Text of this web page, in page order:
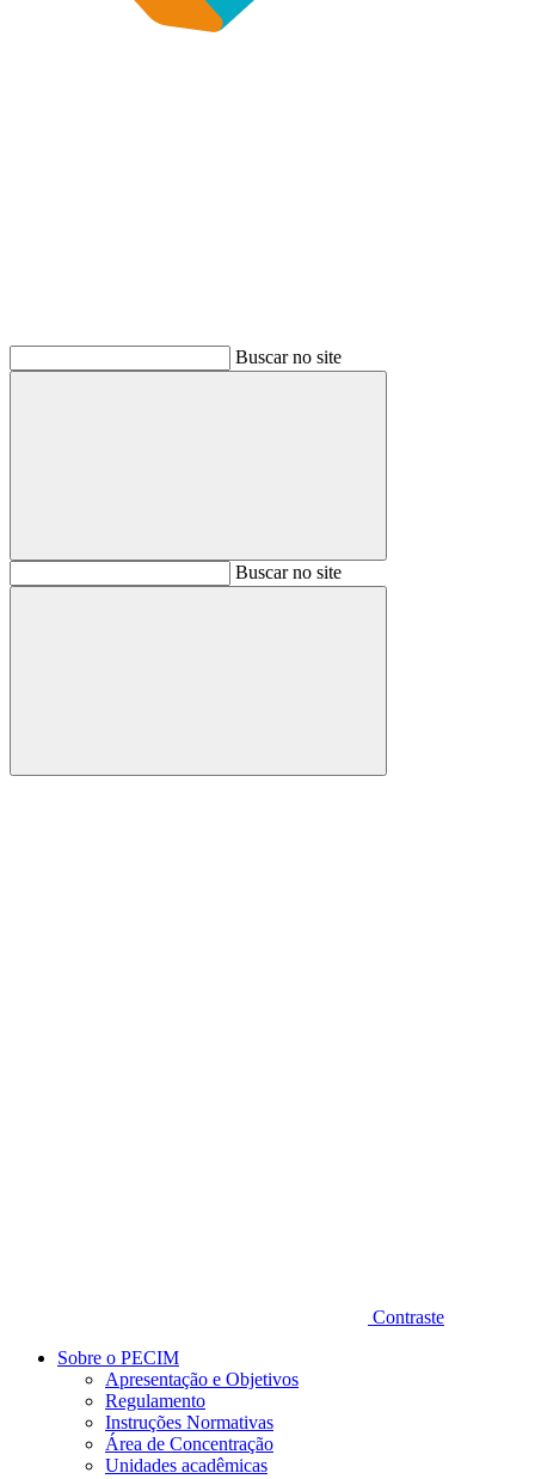
Buscar no site
BuscarBuscar no site
Buscar
Contraste
Sobre o PECIM
Apresentação e Objetivos
Regulamento
Instruções Normativas
Área de Concentração
Unidades acadêmicas